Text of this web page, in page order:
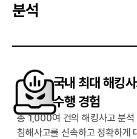
분석
국내 최대 해킹
수행 경험
총 1,000여 건의 해킹사고 분
침해사고를 신속하고 정확하게